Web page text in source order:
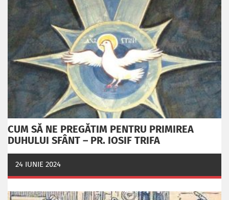
CUM SĂ NE PREGĂTIM PENTRU PRIMIREA
DUHULUI SFÂNT – PR. IOSIF TRIFA
24 IUNIE 2024